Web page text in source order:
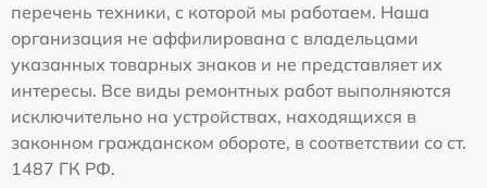
перечень техники, с которой мы работаем. Наша
организация не аффилирована с владельцами
указанных товарных знаков и не представляет их
интересы. Все виды ремонтных работ выполняются
исключительно на устройствах, находящихся в
законном гражданском обороте, в соответствии со ст.
1487 ГК РФ.